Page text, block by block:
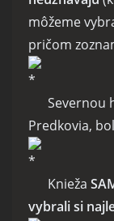
môžeme
pričom
Severnou
Predkovia,
Knieža
vybrali si